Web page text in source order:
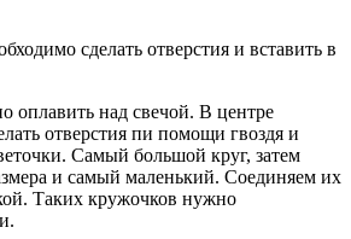
сделать отверстия и вставить в
оплавить над свечой. В центре
отверстия пи помощи гвоздя и
Самый большой круг, затем
и самый маленький. Соединяем их
Таких кружочков нужно